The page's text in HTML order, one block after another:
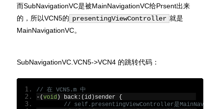
而SubNavigationVC是被MainNavigationVC给Prsent出来
的，所以VCN5的 presentingViewController 就是
MainNavigationVC。
SubNavigationVC.VCN5->VCN4 的跳转代码：
// 在 VCN5.m 中
-(void ) back:(id )sender {
// self.presentingViewController是